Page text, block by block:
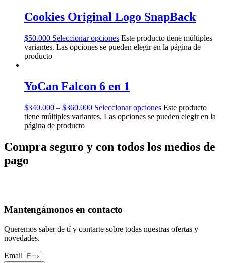
Cookies Original Logo SnapBack
$50.000 Seleccionar opciones Este producto tiene múltiples
variantes. Las opciones se pueden elegir en la página de
producto
YoCan Falcon 6 en 1
$340.000 – $360.000 Seleccionar opciones Este producto
tiene múltiples variantes. Las opciones se pueden elegir en la
página de producto
Compra seguro y con todos los medios de
pago
Mantengámonos en contacto
Queremos saber de tí y contarte sobre todas nuestras ofertas y
novedades.
Email